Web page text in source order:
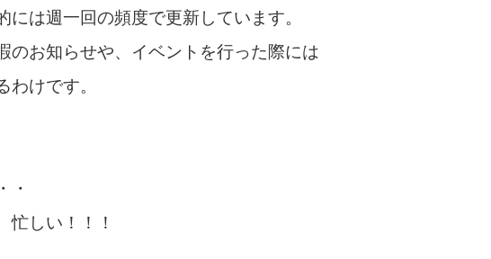
には週一回の頻度で更新しています。
のお知らせや、イベントを行った際には
わけです。
・
忙しい！！！